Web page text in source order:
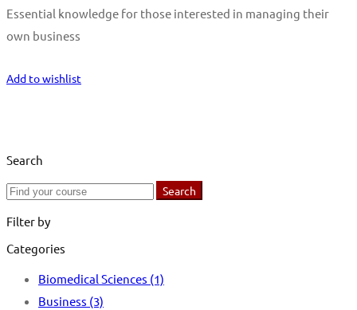
Essential knowledge for those interested in managing their
own business
Add to wishlist
Search
Search
Search
Filter by
Categories
Biomedical Sciences (1)
Business (3)